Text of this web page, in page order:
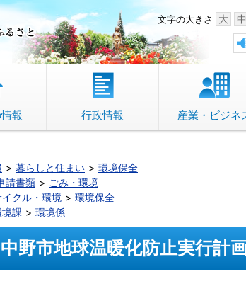
中野市 「故郷」のふるさと文字の大きさ 大 中
報 行政情報 産業・ビジネ
暮らしと住まい
環境保全
請書類
ごみ・環境
クル・環境
環境保全
課
環境係
中野市地球温暖化防止実行計